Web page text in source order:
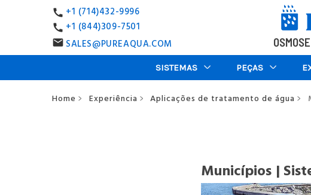
call +1 (714)432-9996
call +1 (844)309-7501
email SALES@PUREAQUA.COM
SISTEMAS PEÇAS
Home > Experiência > Aplicações de tratamento de água >
Municípios |